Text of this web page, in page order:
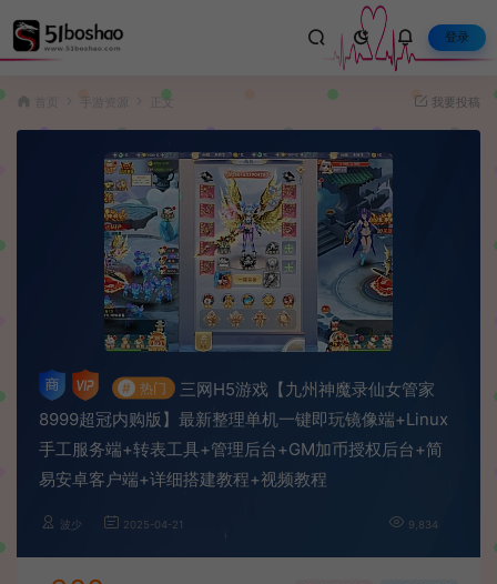
登录
手游资源 正文 我要投稿
# 热门
三网H5游戏【九州神魔录仙女管家
8999超冠内购版】最新整理单机一键即玩镜像端+Linux
手工服务端+转表工具+管理后台+GM加币授权后台+简
易安卓客户端+详细搭建教程+视频教程
波少 2025-04-21 9,834